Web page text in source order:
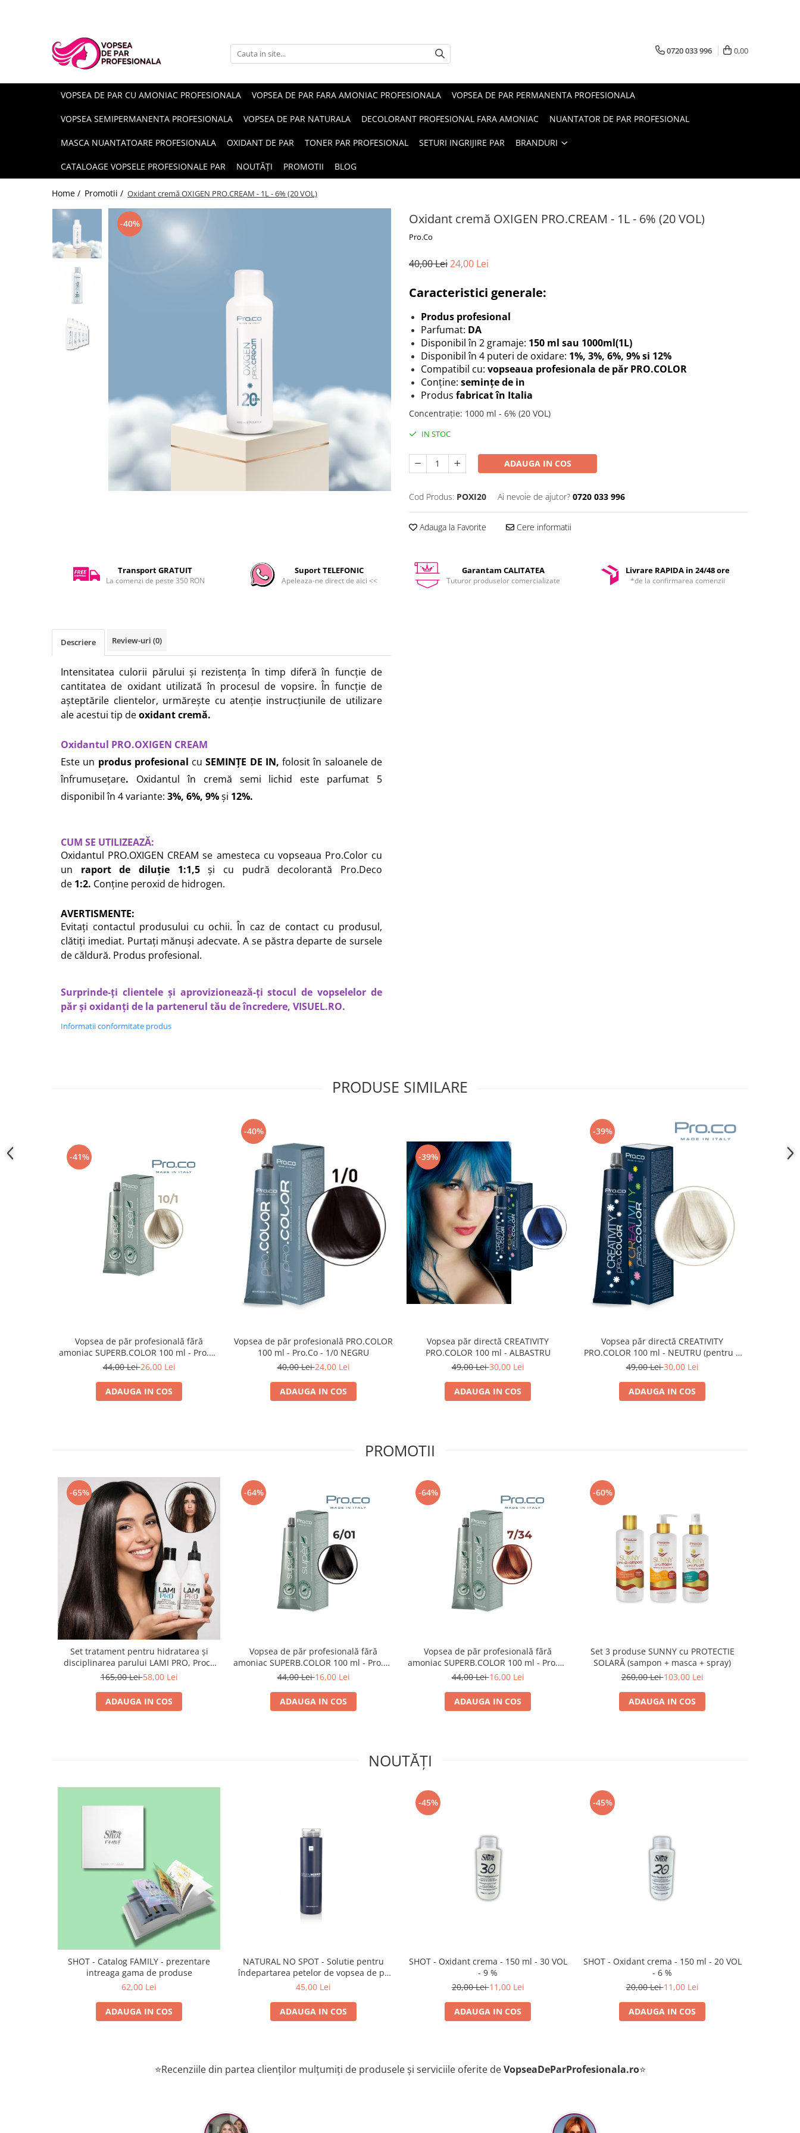
SHOT
0720 033 996 0,00
VOPSEA DE PAR CU AMONIAC PROFESIONALA VOPSEA DE PAR FARA AMONIAC PROFESIONALA VOPSEA DE PAR PERMANENTA PROFESIONALA
VOPSEA SEMIPERMANENTA PROFESIONALA VOPSEA DE PAR NATURALA DECOLORANT PROFESIONAL FARA AMONIAC NUANTATOR DE PAR PROFESIONAL
MASCA NUANTATOARE PROFESIONALA OXIDANT DE PAR TONER PAR PROFESIONAL SETURI INGRIJIRE PAR BRANDURI
CATALOAGE VOPSELE PROFESIONALE PAR NOUTĂȚI PROMOTII BLOG
Home / Promotii / Oxidant cremă OXIGEN PRO.CREAM - 1L - 6% (20 VOL)
Oxidant cremă OXIGEN PRO.CREAM - 1L - 6% (20 VOL)
Pro.Co
-40%
40,00 Lei24,00 Lei
Caracteristici generale:
Produs profesional
Parfumat: DA
Disponibil în 2 gramaje: 150 ml sau 1000ml(1L)
Disponibil în 4 puteri de oxidare: 1%, 3%, 6%, 9% si 12%
Compatibil cu: vopseaua profesionala de păr PRO.COLOR
Conține: semințe de in
Produs fabricat în Italia
Concentrație: 1000 ml - 6% (20 VOL)
IN STOC
ADAUGA IN COS
Cod Produs: POXI20 Ai nevoie de ajutor? 0720 033 996
Adauga la Favorite Cere informatii
Transport GRATUIT
La comenzi de peste 350 RON
Suport TELEFONIC
Apeleaza-ne direct de aici <<
Garantam CALITATEA
Tuturor produselor comercializate
Livrare RAPIDA in 24/48 ore
*de la confirmarea comenzii
Descriere Review-uri (0)
Intensitatea culorii părului și rezistența în timp diferă în funcție de
cantitatea de oxidant utilizată în procesul de vopsire. În funcție de
așteptările clientelor, urmărește cu atenție instrucțiunile de utilizare
ale acestui tip deoxidant cremă.
Oxidantul PRO.OXIGEN CREAM
Este un produs profesional cu SEMINȚE DE IN,folosit în saloanele de
înfrumusețare. Oxidantul în cremă semi lichid este parfumat 5
disponibil în 4 variante: 3%, 6%, 9%și 12%.
CUM SE UTILIZEAZĂ:
Oxidantul PRO.OXIGEN CREAM se amesteca cu vopseaua Pro.Color cu
un
raport de diluție 1:1,5 și
cu pudră decolorantă Pro.Deco
de 1:2. Conține peroxid de hidrogen.
AVERTISMENTE:
Evitați contactul produsului cu ochii. În caz de contact cu produsul,
clătiți imediat. Purtați mănuși adecvate. A se păstra departe de sursele
de căldură. Produs profesional.
Surprinde-ți clientele și aprovizionează-ți stocul de vopselelor de
păr și oxidanți de la partenerul tău de încredere, VISUEL.RO.
Informatii conformitate produs
PRODUSE SIMILARE
-41%
Vopsea de păr profesională fără
amoniac SUPERB.COLOR 100 ml - Pro.Co
- 10/1 BLOND EXTRA DESCHIS CENUSIU
44,00 Lei26,00 Lei
ADAUGA IN COS
-40%
Vopsea de păr profesională PRO.COLOR
100 ml - Pro.Co - 1/0 NEGRU
40,00 Lei24,00 Lei
ADAUGA IN COS
-39%
Vopsea păr directă CREATIVITY
PRO.COLOR 100 ml - ALBASTRU
49,00 Lei30,00 Lei
ADAUGA IN COS
-39%
Vopsea păr directă CREATIVITY
PRO.COLOR 100 ml - NEUTRU (pentru a
obtine culori pastelate in combinatie cu
49,00 Lei30,00 Lei
ADAUGA IN COS
PROMOTII
-65%
Set tratament pentru hidratarea și
disciplinarea parului LAMI PRO, Proco
(șampon + balsam 2x 250ml)
165,00 Lei58,00 Lei
ADAUGA IN COS
-64%
Vopsea de păr profesională fără
amoniac SUPERB.COLOR 100 ml - Pro.Co
- 6/01 BLOND INCHIS CENUSIU
44,00 Lei16,00 Lei
ADAUGA IN COS
-64%
Vopsea de păr profesională fără
amoniac SUPERB.COLOR 100 ml - Pro.Co
- 7/34 BLOND AURIU ARAMNIU
44,00 Lei16,00 Lei
ADAUGA IN COS
-60%
Set 3 produse SUNNY cu PROTECTIE
SOLARĂ (sampon + masca + spray)
260,00 Lei103,00 Lei
ADAUGA IN COS
NOUTĂȚI
SHOT - Catalog FAMILY - prezentare
intreaga gama de produse
62,00 Lei
ADAUGA IN COS
NATURAL NO SPOT - Solutie pentru
îndepartarea petelor de vopsea de pe
piele 250 ml
45,00 Lei
ADAUGA IN COS
-45%
SHOT - Oxidant crema - 150 ml - 30 VOL
- 9 %
20,00 Lei11,00 Lei
ADAUGA IN COS
-45%
SHOT - Oxidant crema - 150 ml - 20 VOL
- 6 %
20,00 Lei11,00 Lei
ADAUGA IN COS
⭐Recenziile din partea clienților mulțumiți de produsele și serviciile oferite deVopseaDeParProfesionala.ro⭐